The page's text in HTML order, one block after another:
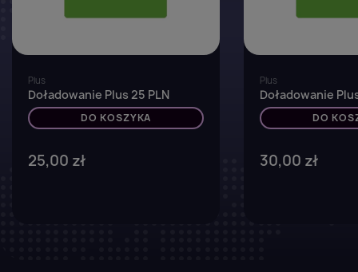
Plus
Doładowanie Plus 25 PLN
DO KOSZYKA
25,00 zł
Plus
Doładowanie
DO
30,00 zł